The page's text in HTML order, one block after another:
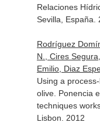
Relaciones
Sevilla, España.
Rodríguez
N., Cires
Emilio, Diaz
Using a
olive. Ponencia
techniques
Lisbon. 2012